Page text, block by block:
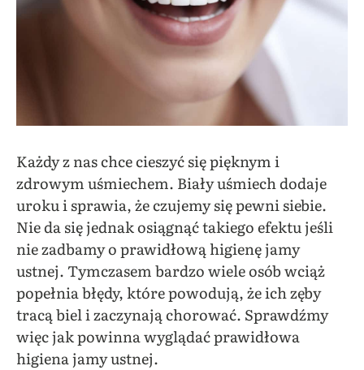
Każdy z nas chce cieszyć się pięknym i
zdrowym uśmiechem. Biały uśmiech dodaje
uroku i sprawia, że czujemy się pewni siebie.
Nie da się jednak osiągnąć takiego efektu jeśli
nie zadbamy o prawidłową higienę jamy
ustnej. Tymczasem bardzo wiele osób wciąż
popełnia błędy, które powodują, że ich zęby
tracą biel i zaczynają chorować. Sprawdźmy
więc jak powinna wyglądać prawidłowa
higiena jamy ustnej.